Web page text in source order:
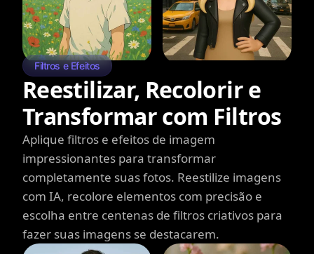
Filtros e Efeitos
Reestilizar, Recolorir e
Transformar com Filtros
Aplique filtros e efeitos de imagem
impressionantes para transformar
completamente suas fotos. Reestilize imagens
com IA, recolore elementos com precisão e
escolha entre centenas de filtros criativos para
fazer suas imagens se destacarem.